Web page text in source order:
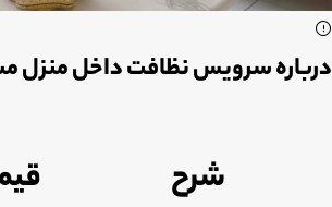
درباره سرویس نظافت داخل منزل
شرح